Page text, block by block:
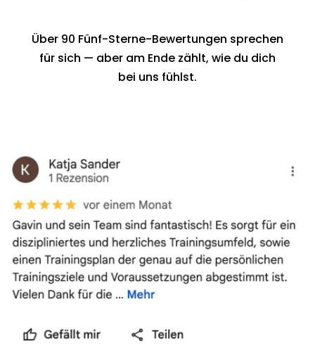
Über 90 Fünf-Sterne-Bewertungen sprechen
für sich — aber am Ende zählt, wie du dich
bei uns fühlst.